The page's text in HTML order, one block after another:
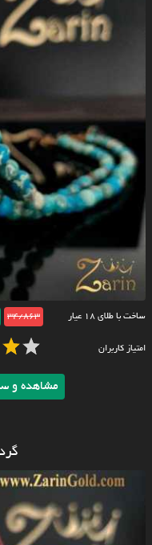
ساخت با طلای ۱۸ عیار 34/863
امتیاز کاربران
مشاهده و